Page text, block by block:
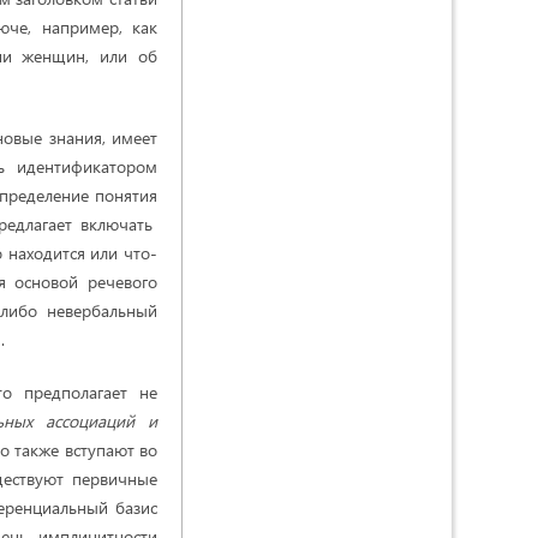
например, как
женщин, или об
знания, имеет
понятия
включать
или что-
речевого
невербальный
предполагает не
ассоциаций и
также вступают во
первичные
базис